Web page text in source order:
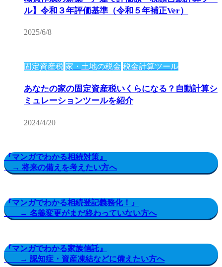
ル】令和３年評価基準（令和５年補正Ver）
2025/6/8
固定資産税 家・土地の税金 税金計算ツール
あなたの家の固定資産税いくらになる？自動計算シ
ミュレーションツールを紹介
2024/4/20
『マンガでわかる相続対策』
→ 将来の備えを考えたい方へ
『マンガでわかる相続登記義務化！』
→ 名義変更がまだ終わっていない方へ
『マンガでわかる家族信託』
→ 認知症・資産凍結などに備えたい方へ